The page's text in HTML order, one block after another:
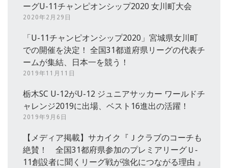
ーグU-11チャンピオンシップ2020 女川町大会
2020年2月29日
「U-11チャンピオンシップ2020」宮城県女川町
での開催を決定！ 全国31都道府県リーグの代表チ
ームが集結、日本一を競う！
2019年11月11日
栃木SC U-12がU-12 ジュニアサッカー ワールドチ
ャレンジ2019に出場、ベスト16進出の活躍！
2019年9月6日
【メディア掲載】サカイク『Ｊクラブのコーチも
絶賛！ 全国31都府県参加のプレミアリーグＵ‐
11創設者に聞くリーグ戦が強化につながる理由 』